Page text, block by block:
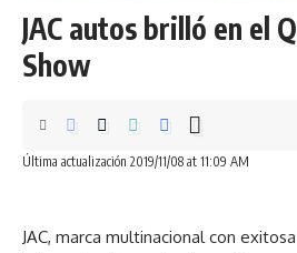
JAC autos brilló en el
Show
Última actualización 2019/11/08 at 11:09 AM
JAC, marca multinacional con